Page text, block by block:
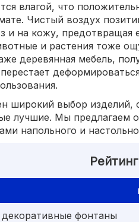
влагой, что
Чистый воздух
и на кожу, предотвращая
и растения тоже
деревянная мебель,
широкий выбор
лучшие. Мы предлагаем
напольного и
фонтаны